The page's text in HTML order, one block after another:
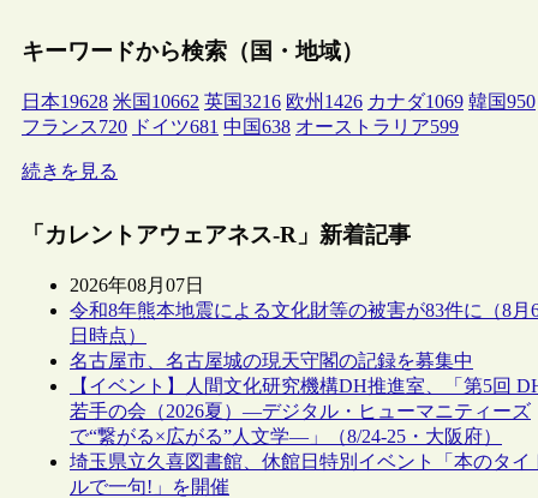
キーワードから検索（国・地域）
日本19628 米国 10662 英国3216 欧州 1426 カナダ1069 韓国950
フランス720 ドイツ681 中国638 オーストラリア599
続きを見る
「カレントアウェアネス-R」新着記事
2026年08月07日
令和8年熊本地震による文化財等の被害が83件に（8月
日時点）
名古屋市、名古屋城の現天守閣の記録を募集中
【イベント】人間文化研究機構DH推進室、「第5回
若手の会（2026夏）―デジタル・ヒューマニティーズ
で“繋がる×広がる”人文学―」（8/24-25・大阪府）
埼玉県立久喜図書館、休館日特別イベント「本のタイ
ルで一句!」を開催